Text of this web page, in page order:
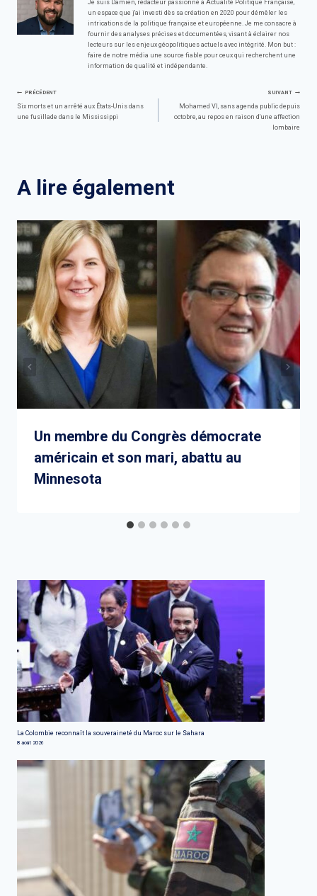
Je suis Damien, rédacteur passionné à Actualité Politique Française,
un espace que j'ai investi dès sa création en 2020 pour démêler les
intrications de la politique française et européenne. Je me consacre à
fournir des analyses précises et documentées, visant à éclairer nos
lecteurs sur les enjeux géopolitiques actuels avec intégrité. Mon but :
faire de notre média une source fiable pour ceux qui recherchent une
information de qualité et indépendante.
Navigation
PRÉCÉDENT
Six morts et un arrêté aux États-Unis dans
une fusillade dans le Mississippi
SUIVANT
Mohamed VI, sans agenda public depuis
octobre, au repos en raison d'une affection
lombaire
A lire également
Un membre du Congrès démocrate
américain et son mari, abattu au
Minnesota
La Colombie reconnaît la souveraineté du Maroc sur le Sahara
8 août 2026